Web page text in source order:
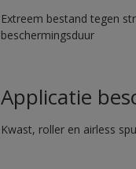
Extreem bestand tegen
beschermingsduur
Applicatie
Kwast, roller en airless